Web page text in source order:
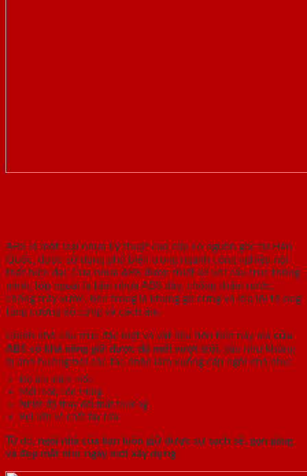
ABS là một loại nhựa kỹ thuật cao cấp có nguồn gốc từ Hàn
Quốc, được sử dụng phổ biến trong ngành công nghiệp nội
thất hiện đại. Cửa nhựa ABS được thiết kế với cấu trúc thông
minh, lớp ngoài là tấm nhựa ABS dày, chống thấm nước,
chống trầy xước, bên trong là khung gỗ cứng và lớp lõi tổ ong
tăng cường độ cứng và cách âm.
Chính nhờ cấu trúc đặc biệt và vật liệu tiên tiến này mà cửa
ABS có khả năng giữ được độ mới vượt trội, gần như không
bị ảnh hưởng bởi các tác nhân làm xuống cấp ngôi nhà như:
Độ ẩm, nấm mốc
Mối mọt, côn trùng
Nhiệt độ thay đổi thất thường
Bụi bẩn và chất tẩy rửa
Từ đó, ngôi nhà của bạn luôn giữ được sự sạch sẽ, gọn gàng
và đẹp mắt như ngày mới xây dựng.